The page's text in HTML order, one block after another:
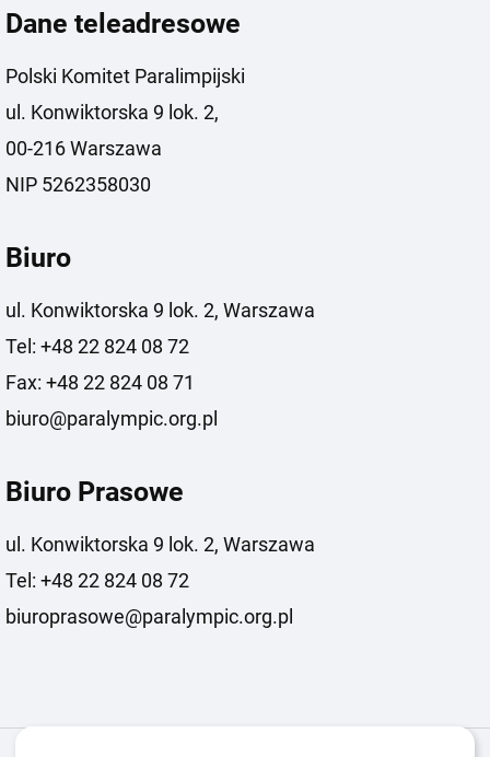
Dane teleadresowe
Polski Komitet Paralimpijski
ul. Konwiktorska 9 lok. 2,
00-216 Warszawa
NIP 5262358030
Biuro
ul. Konwiktorska 9 lok. 2, Warszawa
Tel: +48 22 824 08 72
Fax: +48 22 824 08 71
biuro@paralympic.org.pl
Biuro Prasowe
ul. Konwiktorska 9 lok. 2, Warszawa
Tel: +48 22 824 08 72
biuroprasowe@paralympic.org.pl